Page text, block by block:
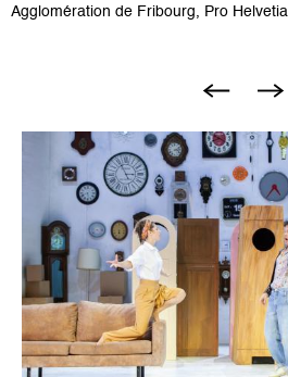
Agglomération de Fribourg, Pro